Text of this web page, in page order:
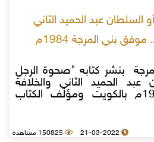
عبد الحميد الثاني
بني المرجة 1984م
بنشر كتابه "صحوة الرجل
الحميد الثاني والخلافة
الإسلامية" عام 1984م بالكويت ومؤلف الكتاب
21-03-2022 150825 مشاهدة